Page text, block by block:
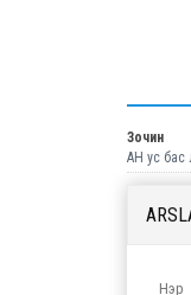
Зочин
АН ус бас